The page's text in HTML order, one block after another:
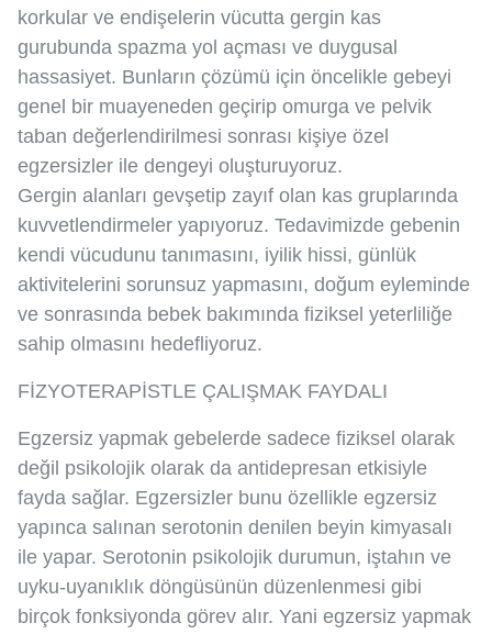
korkular ve endişelerin vücutta gergin kas
gurubunda spazma yol açması ve duygusal
hassasiyet. Bunların çözümü için öncelikle gebeyi
genel bir muayeneden geçirip omurga ve pelvik
taban değerlendirilmesi sonrası kişiye özel
egzersizler ile dengeyi oluşturuyoruz.
Gergin alanları gevşetip zayıf olan kas gruplarında
kuvvetlendirmeler yapıyoruz. Tedavimizde gebenin
kendi vücudunu tanımasını, iyilik hissi, günlük
aktivitelerini sorunsuz yapmasını, doğum eyleminde
ve sonrasında bebek bakımında fiziksel yeterliliğe
sahip olmasını hedefliyoruz.
FİZYOTERAPİSTLE ÇALIŞMAK FAYDALI
Egzersiz yapmak gebelerde sadece fiziksel olarak
değil psikolojik olarak da antidepresan etkisiyle
fayda sağlar. Egzersizler bunu özellikle egzersiz
yapınca salınan serotonin denilen beyin kimyasalı
ile yapar. Serotonin psikolojik durumun, iştahın ve
uyku-uyanıklık döngüsünün düzenlenmesi gibi
birçok fonksiyonda görev alır. Yani egzersiz yapmak